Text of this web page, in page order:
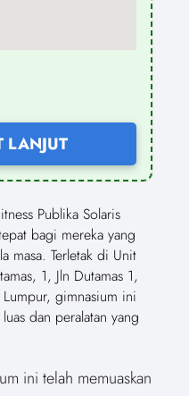
LANJUT
Publika Solaris
bagi mereka yang
masa. Terletak di Unit
1, Jln Dutamas 1,
gimnasium ini
dan peralatan yang
ini telah memuaskan